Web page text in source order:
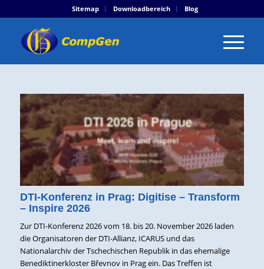
Sitemap Downloadbereich Blog
DTI-Konferenz in Prag: Digitise – Transform
– Inspire 2026
Zur DTI-Konferenz 2026 vom 18. bis 20. November 2026 laden
die Organisatoren der DTI-Allianz, ICARUS und das
Nationalarchiv der Tschechischen Republik in das ehemalige
Benediktinerkloster Břevnov in Prag ein. Das Treffen ist